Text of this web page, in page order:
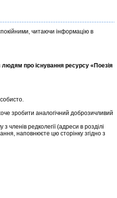
читаючи інформацію в
людям про існування ресурсу «Поезія
зробити аналогічний доброзичливий
редколегії (адреси в розділі
наповнюєте цю сторінку згідно з